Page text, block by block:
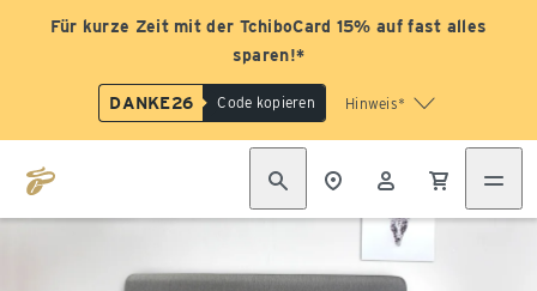
Für kurze Zeit mit der TchiboCard 15% auf fast alles
sparen!*
DANKE26 Code kopieren Hinweis*